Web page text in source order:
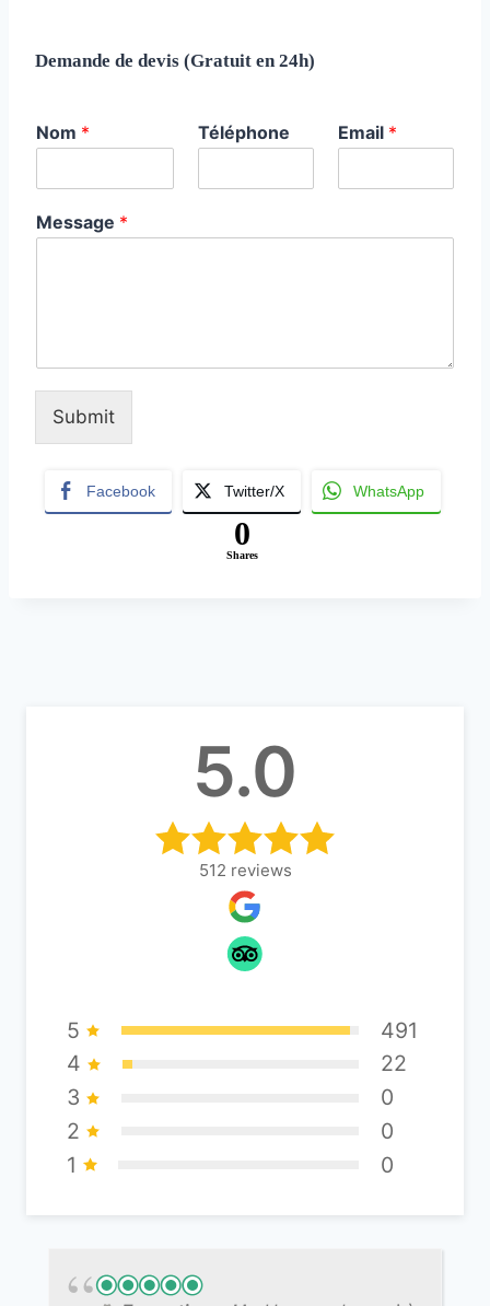
Demande de devis (Gratuit en 24h)
Nom * Téléphone Email *
Message *
Submit
e
Facebook Twitter/X WhatsApp
0
Shares
5.0
512 reviews
5
491
4
22
3
0
2
0
1
0